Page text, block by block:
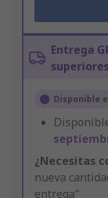
Entrega
Disponible
¿Necesitas
nueva
entrega"